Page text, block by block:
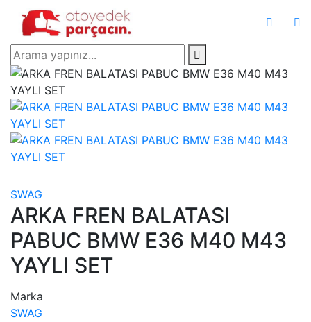
SWAG
ARKA FREN BALATASI
PABUC BMW E36 M40 M43
YAYLI SET
Marka
SWAG